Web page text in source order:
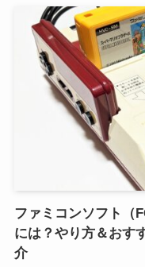
ファミコンソフト（
には？やり方＆おす
介